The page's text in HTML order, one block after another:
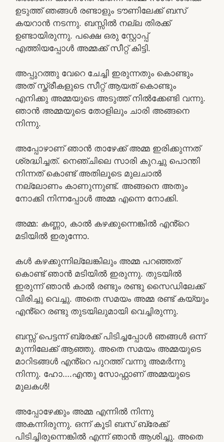
ഉടുത്ത് ഞങ്ങൾ രണ്ടാളും ടൗണിലേക്ക് ബസ്
കയറാൻ നടന്നു. ബസ്സിൽ നല്ല തിരക്ക്
ഉണ്ടായിരുന്നു. പക്ഷെ ഒരു സ്റ്റോപ്പ്‌
എത്തിയപ്പോൾ അമ്മക്ക് സീറ്റ് കിട്ടി.
അപ്പുറത്തു വേറെ ചേച്ചി ഇരുന്നതും കൊണ്ടും
അത് സ്ത്രീകളുടെ സീറ്റ് ആയത് കൊണ്ടും
എനിക്കു അമ്മയുടെ അടുത്ത് നിൽക്കേണ്ടി വന്നു.
ഞാൻ അമ്മയുടെ തോളിലും ചാരി അങ്ങനെ
നിന്നു.
അപ്പോഴാണ് ഞാൻ താഴേക്ക് അമ്മ ഇരിക്കുന്നത്
ശ്രദ്ധിച്ചത്. നെഞ്ചിലെ സാരി കുറച്ചു പൊന്തി
നിന്നത് കൊണ്ട് അതിലൂടെ മുലചാൽ
നല്ലോണം കാണുന്നുണ്ട്. അങ്ങനെ അതും
നോക്കി നിന്നപ്പോൾ അമ്മ എന്നെ നോക്കി.
അമ്മ: കണ്ണാ, കാൽ കഴക്കുന്നെങ്കിൽ എൻ്റെ
മടിയിൽ ഇരുന്നോ.
കൾ കഴക്കുന്നില്ലേങ്കിലും അമ്മ പറഞ്ഞത്
കൊണ്ട് ഞാൻ മടിയിൽ ഇരുന്നു. തുടയിൽ
ഇരുന്ന് ഞാൻ കാൽ രണ്ടും രണ്ടു സൈഡിലേക്ക്
വിരിച്ചു വെച്ചു. അതെ സമയം അമ്മ രണ്ട് കയ്യും
എൻ്റെ രണ്ടു തുടയിലുമായി വെച്ചിരുന്നു.
ബസ്സ് പെട്ടന്ന് ബ്രേക്ക്‌ പിടിച്ചപ്പോൾ ഞങ്ങൾ ഒന്ന്
മുന്നിലേക്ക് ആഞ്ഞു. അതെ സമയം അമ്മയുടെ
മാറിടങ്ങൾ എൻ്റെ പുറത്ത് വന്നു അമർന്നു
നിന്നു. ഹോ….എന്തു സോഫ്റ്റാണ് അമ്മയുടെ
മുലകൾ!
അപ്പോഴേക്കും അമ്മ എന്നിൽ നിന്നു
അകന്നിരുന്നു. ഒന്ന് കൂടി ബസ് ബ്രേക്ക്
പിടിച്ചിരുന്നെങ്കിൽ എന്ന് ഞാൻ ആശിച്ചു. അതെ